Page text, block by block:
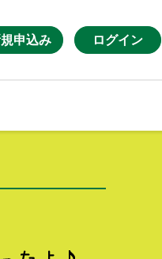
申込み ログイン